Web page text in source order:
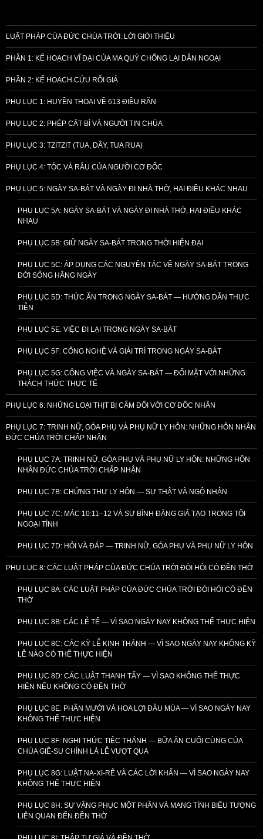
LUẬT PHÁP CỦA ĐỨC CHÚA TRỜI: LỜI GIỚI THIỆU
PHẦN 1: KẾ HOẠCH VĨ ĐẠI CỦA MA QUỶ CHỐNG LẠI DÂN NGOẠI
PHẦN 2: KẾ HOẠCH CỨU RỖI GIẢ
PHỤ LỤC 1: HUYỀN THOẠI VỀ 613 ĐIỀU RĂN
PHỤ LỤC 2: PHÉP CẮT BÌ VÀ NGƯỜI TIN CHÚA
PHỤ LỤC 3: TZITZIT (TUA, DÂY, TUA RUA)
PHỤ LỤC 4: TÓC VÀ RÂU CỦA NGƯỜI CƠ ĐỐC
PHỤ LỤC 5: NGÀY SA-BÁT VÀ NGÀY ĐI NHÀ THỜ, HAI ĐIỀU KHÁC NHAU
PHỤ LỤC 5A: NGÀY SA-BÁT VÀ NGÀY ĐI NHÀ THỜ, HAI ĐIỀU KHÁC
NHAU
PHỤ LỤC 5B: GIỮ NGÀY SA-BÁT TRONG THỜI HIỆN ĐẠI
PHỤ LỤC 5C: ÁP DỤNG CÁC NGUYÊN TẮC VỀ NGÀY SA-BÁT TRONG
ĐỜI SỐNG HẰNG NGÀY
PHỤ LỤC 5D: THỨC ĂN TRONG NGÀY SA-BÁT — HƯỚNG DẪN THỰC
TIỄN
PHỤ LỤC 5E: VIỆC ĐI LẠI TRONG NGÀY SA-BÁT
PHỤ LỤC 5F: CÔNG NGHỆ VÀ GIẢI TRÍ TRONG NGÀY SA-BÁT
PHỤ LỤC 5G: CÔNG VIỆC VÀ NGÀY SA-BÁT — ĐỐI MẶT VỚI NHỮNG
THÁCH THỨC THỰC TẾ
PHỤ LỤC 6: NHỮNG LOẠI THỊT BỊ CẤM ĐỐI VỚI CƠ ĐỐC NHÂN
PHỤ LỤC 7: TRINH NỮ, GÓA PHỤ VÀ PHỤ NỮ LY HÔN: NHỮNG HÔN NHÂN
ĐỨC CHÚA TRỜI CHẤP NHẬN
PHỤ LỤC 7A: TRINH NỮ, GÓA PHỤ VÀ PHỤ NỮ LY HÔN: NHỮNG HÔN
NHÂN ĐỨC CHÚA TRỜI CHẤP NHẬN
PHỤ LỤC 7B: CHỨNG THƯ LY HÔN — SỰ THẬT VÀ NGỘ NHẬN
PHỤ LỤC 7C: MÁC 10:11–12 VÀ SỰ BÌNH ĐẲNG GIẢ TẠO TRONG TỘI
NGOẠI TÌNH
PHỤ LỤC 7D: HỎI VÀ ĐÁP — TRINH NỮ, GÓA PHỤ VÀ PHỤ NỮ LY HÔN
PHỤ LỤC 8: CÁC LUẬT PHÁP CỦA ĐỨC CHÚA TRỜI ĐÒI HỎI CÓ ĐỀN THỜ
PHỤ LỤC 8A: CÁC LUẬT PHÁP CỦA ĐỨC CHÚA TRỜI ĐÒI HỎI CÓ ĐỀN
THỜ
PHỤ LỤC 8B: CÁC LỄ TẾ — VÌ SAO NGÀY NAY KHÔNG THỂ THỰC HIỆN
PHỤ LỤC 8C: CÁC KỲ LỄ KINH THÁNH — VÌ SAO NGÀY NAY KHÔNG KỲ
LỄ NÀO CÓ THỂ THỰC HIỆN
PHỤ LỤC 8D: CÁC LUẬT THANH TẨY — VÌ SAO KHÔNG THỂ THỰC
HIỆN NẾU KHÔNG CÓ ĐỀN THỜ
PHỤ LỤC 8E: PHẦN MƯỜI VÀ HOA LỢI ĐẦU MÙA — VÌ SAO NGÀY NAY
KHÔNG THỂ THỰC HIỆN
PHỤ LỤC 8F: NGHI THỨC TIỆC THÁNH — BỮA ĂN CUỐI CÙNG CỦA
CHÚA GIÊ-SU CHÍNH LÀ LỄ VƯỢT QUA
PHỤ LỤC 8G: LUẬT NA-XI-RÊ VÀ CÁC LỜI KHẤN — VÌ SAO NGÀY NAY
KHÔNG THỂ THỰC HIỆN
PHỤ LỤC 8H: SỰ VÂNG PHỤC MỘT PHẦN VÀ MANG TÍNH BIỂU TƯỢNG
LIÊN QUAN ĐẾN ĐỀN THỜ